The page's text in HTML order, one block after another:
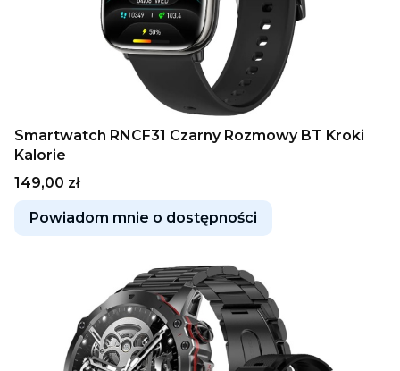
Smartwatch RNCF31 Czarny Rozmowy BT Kroki
Kalorie
Cena
149,00 zł
Powiadom mnie o dostępności